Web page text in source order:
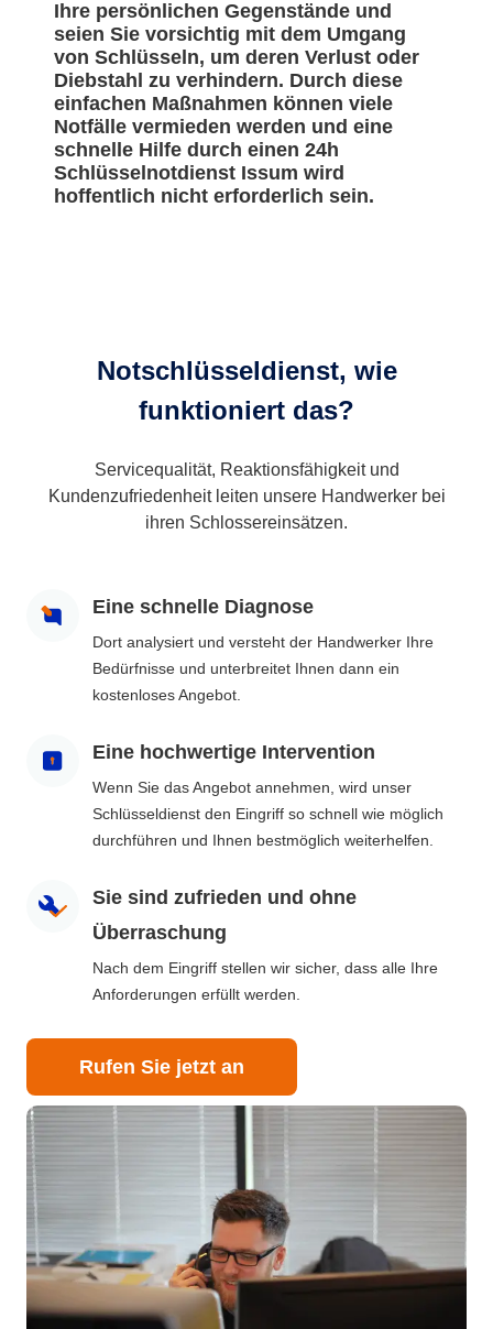
Ihre persönlichen Gegenstände und
seien Sie vorsichtig mit dem Umgang
von Schlüsseln, um deren Verlust oder
Diebstahl zu verhindern. Durch diese
einfachen Maßnahmen können viele
Notfälle vermieden werden und eine
schnelle Hilfe durch einen 24h
Schlüsselnotdienst Issum wird
hoffentlich nicht erforderlich sein.
Notschlüsseldienst, wie
funktioniert das?
Servicequalität, Reaktionsfähigkeit und
Kundenzufriedenheit leiten unsere Handwerker bei
ihren Schlossereinsätzen.
Eine schnelle Diagnose
Dort analysiert und versteht der Handwerker Ihre
Bedürfnisse und unterbreitet Ihnen dann ein
kostenloses Angebot.
Eine hochwertige Intervention
Wenn Sie das Angebot annehmen, wird unser
Schlüsseldienst den Eingriff so schnell wie möglich
durchführen und Ihnen bestmöglich weiterhelfen.
Sie sind zufrieden und ohne
Überraschung
Nach dem Eingriff stellen wir sicher, dass alle Ihre
Anforderungen erfüllt werden.
Rufen Sie jetzt an